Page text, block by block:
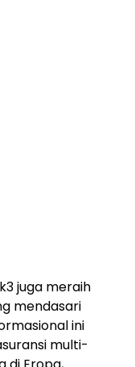
juga meraih
mendasari
ini
multi-